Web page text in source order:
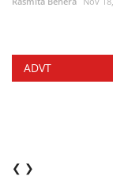
ADVT
❮ ❯